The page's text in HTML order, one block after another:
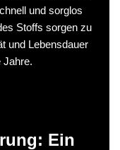
und sorglos
Stoffs sorgen zu
und Lebensdauer
Jahre.
Ein